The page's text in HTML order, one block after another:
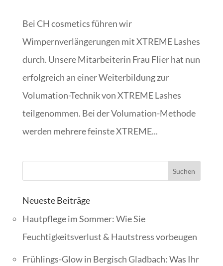
Bei CH cosmetics führen wir
Wimpernverlängerungen mit XTREME Lashes
durch. Unsere Mitarbeiterin Frau Flier hat nun
erfolgreich an einer Weiterbildung zur
Volumation-Technik von XTREME Lashes
teilgenommen. Bei der Volumation-Methode
werden mehrere feinste XTREME...
Neueste Beiträge
Hautpflege im Sommer: Wie Sie
Feuchtigkeitsverlust & Hautstress vorbeugen
Frühlings-Glow in Bergisch Gladbach: Was Ihr